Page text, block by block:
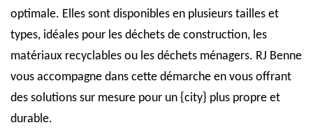
optimale. Elles sont disponibles en plusieurs tailles et
types, idéales pour les déchets de construction, les
matériaux recyclables ou les déchets ménagers. RJ Benne
vous accompagne dans cette démarche en vous offrant
des solutions sur mesure pour un {city} plus propre et
durable.